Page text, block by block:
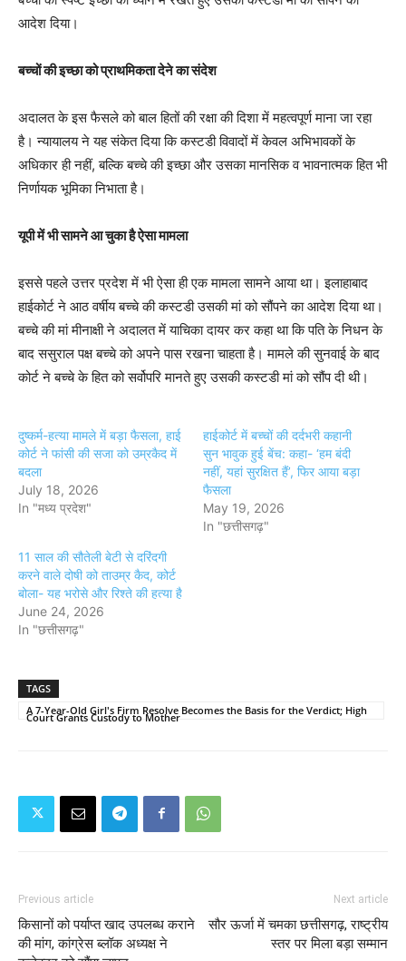
आदेश दिया।
बच्चों की इच्छा को प्राथमिकता देने का संदेश
अदालत के इस फैसले को बाल हितों की रक्षा की दिशा में महत्वपूर्ण माना जा रहा
है। न्यायालय ने यह संकेत दिया कि कस्टडी विवादों में केवल अभिभावकों के
अधिकार ही नहीं, बल्कि बच्चे की इच्छा और उसका मानसिक व भावनात्मक हित भी
निर्णायक भूमिका निभाता है।
यूपी में भी सामने आ चुका है ऐसा मामला
इससे पहले उत्तर प्रदेश में भी ऐसा ही एक मामला सामने आया था। इलाहाबाद
हाईकोर्ट ने आठ वर्षीय बच्चे की कस्टडी उसकी मां को सौंपने का आदेश दिया था।
बच्चे की मां मीनाक्षी ने अदालत में याचिका दायर कर कहा था कि पति के निधन के
बाद ससुराल पक्ष बच्चे को अपने पास रखना चाहता है। मामले की सुनवाई के बाद
कोर्ट ने बच्चे के हित को सर्वोपरि मानते हुए उसकी कस्टडी मां को सौंप दी थी।
दुष्कर्म-हत्या मामले में बड़ा फैसला, हाई
कोर्ट ने फांसी की सजा को उम्रकैद में
बदला
July 18, 2026
In "मध्य प्रदेश"
हाईकोर्ट में बच्चों की दर्दभरी कहानी
सुन भावुक हुई बेंच: कहा- ‘हम बंदी
नहीं, यहां सुरक्षित हैं’, फिर आया बड़ा
फैसला
May 19, 2026
In "छत्तीसगढ़"
11 साल की सौतेली बेटी से दरिंदगी
करने वाले दोषी को ताउम्र कैद, कोर्ट
बोला- यह भरोसे और रिश्ते की हत्या है
June 24, 2026
In "छत्तीसगढ़"
TAGS
A 7-Year-Old Girl's Firm Resolve Becomes the Basis for the Verdict; High
Court Grants Custody to Mother
Previous article
किसानों को पर्याप्त खाद उपलब्ध कराने
की मांग, कांग्रेस ब्लॉक अध्यक्ष ने
Next article
सौर ऊर्जा में चमका छत्तीसगढ़, राष्ट्रीय
स्तर पर मिला बड़ा सम्मान